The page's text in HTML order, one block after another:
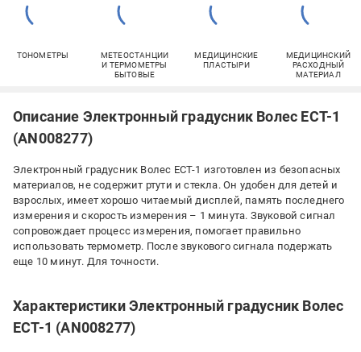
ТОНОМЕТРЫ
МЕТЕОСТАНЦИИ
И ТЕРМОМЕТРЫ
БЫТОВЫЕ
МЕДИЦИНСКИЕ
ПЛАСТЫРИ
МЕДИЦИНСКИЙ
РАСХОДНЫЙ
МАТЕРИАЛ
Описание Электронный градусник Волес ЕСТ-1
(AN008277)
Электронный градусник Волес ЕСТ-1 изготовлен из безопасных
материалов, не содержит ртути и стекла. Он удобен для детей и
взрослых, имеет хорошо читаемый дисплей, память последнего
измерения и скорость измерения – 1 минута. Звуковой сигнал
сопровождает процесс измерения, помогает правильно
использовать термометр. После звукового сигнала подержать
еще 10 минут. Для точности.
Характеристики Электронный градусник Волес
ЕСТ-1 (AN008277)